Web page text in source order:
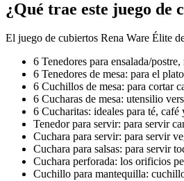
¿Qué trae este juego de
El juego de cubiertos Rena Ware Élite
6 Tenedores para ensalada/postre,
6 Tenedores de mesa: para el
6 Cuchillos de mesa: para cortar
6 Cucharas de mesa: utensilio
6 Cucharitas: ideales para té, café
Tenedor para servir: para servir
Cuchara para servir: para servir
Cuchara para salsas: para servir
Cuchara perforada: los orificios
Cuchillo para mantequilla: